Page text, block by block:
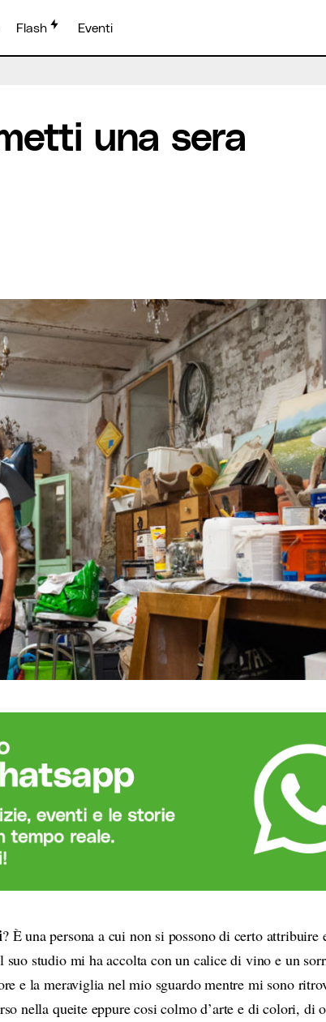
Flash Eventi
una sera
? È una persona a cui non si possono di certo attribuire
suo studio mi ha accolta con un calice di vino e un
e la meraviglia nel mio sguardo mentre mi sono
nella queite eppure cosi colmo d’arte e di colori, di